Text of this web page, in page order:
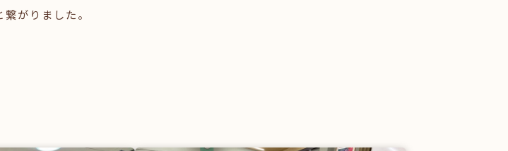
がりました。